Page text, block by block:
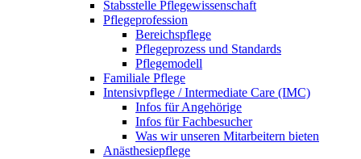
Stabsstelle Pflegewissenschaft
Pflegeprofession
Bereichspflege
Pflegeprozess und Standards
Pflegemodell
Familiale Pflege
Intensivpflege / Intermediate Care (IMC)
Infos für Angehörige
Infos für Fachbesucher
Was wir unseren Mitarbeitern bieten
Anästhesiepflege